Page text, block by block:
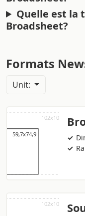
Quelle est la
Broadsheet?
Formats
Unit: